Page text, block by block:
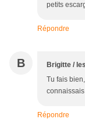
petits
Répondre
B Brigitte /
Tu fais
Répondre